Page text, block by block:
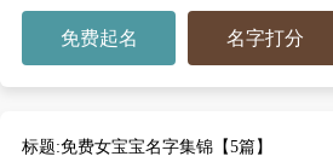
免费起名 名字打分
标题:免费女宝宝名字集锦【5篇】